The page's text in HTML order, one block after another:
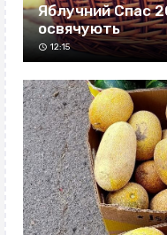
Яблучний Спас
освячують
12:15